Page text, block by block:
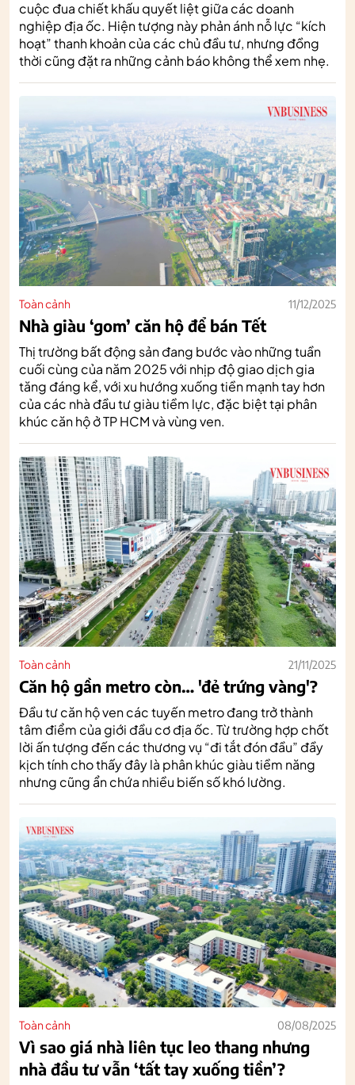
cuộc đua chiết khấu quyết liệt giữa các doanh
nghiệp địa ốc. Hiện tượng này phản ánh nỗ lực “kích
hoạt” thanh khoản của các chủ đầu tư, nhưng đồng
thời cũng đặt ra những cảnh báo không thể xem nhẹ.
Toàn cảnh 11/12/2025
Nhà giàu ‘gom’ căn hộ để bán Tết
Thị trường bất động sản đang bước vào những tuần
cuối cùng của năm 2025 với nhịp độ giao dịch gia
tăng đáng kể, với xu hướng xuống tiền mạnh tay hơn
của các nhà đầu tư giàu tiềm lực, đặc biệt tại phân
khúc căn hộ ở TP HCM và vùng ven.
Toàn cảnh 21/11/2025
Căn hộ gần metro còn… 'đẻ trứng vàng'?
Đầu tư căn hộ ven các tuyến metro đang trở thành
tâm điểm của giới đầu cơ địa ốc. Từ trường hợp chốt
lời ấn tượng đến các thương vụ “đi tắt đón đầu” đầy
kịch tính cho thấy đây là phân khúc giàu tiềm năng
nhưng cũng ẩn chứa nhiều biến số khó lường.
Toàn cảnh 08/08/2025
Vì sao giá nhà liên tục leo thang nhưng
nhà đầu tư vẫn ‘tất tay xuống tiền’?